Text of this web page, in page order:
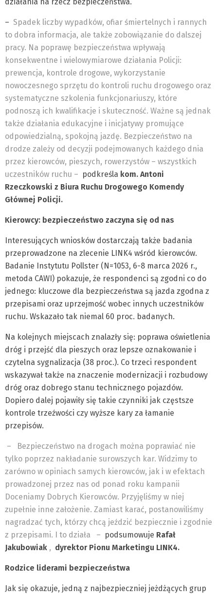
działania na rzecz bezpieczeństwa.
– Spadek liczby wypadków, ofiar śmiertelnych i rannych
to dobra informacja, ale także zobowiązanie do dalszej
pracy. Na poprawę bezpieczeństwa wpływają
konsekwentne i wielowymiarowe działania Policji:
prewencja, kontrole drogowe, wykorzystanie
nowoczesnego sprzętu do kontroli ruchu drogowego oraz
systematyczne szkolenia funkcjonariuszy, które
podnoszą ich kwalifikacje i skuteczność. Ważne są jednak
także działania edukacyjne i inicjatywy promujące
odpowiedzialną, spokojną jazdę. Bezpieczeństwo na
drodze zależy od decyzji podejmowanych każdego dnia
przez kierowców, pieszych, rowerzystów – wszystkich
uczestników ruchu – podkreśla kom. Antoni
Rzeczkowski z Biura Ruchu Drogowego Komendy
Głównej Policji.
Kierowcy: bezpieczeństwo zaczyna się od nas
Interesujących wniosków dostarczają także badania
przeprowadzone na zlecenie LINK4 wśród kierowców.
Badanie Instytutu Pollster (N=1053, 6-8 marca 2026 r.,
metoda CAWI) pokazuje, że respondenci są zgodni co do
jednego: kluczowe dla bezpieczeństwa są jazda zgodna z
przepisami oraz uprzejmość wobec innych uczestników
ruchu. Wskazało tak niemal 60 proc. badanych.
Na kolejnych miejscach znalazły się: poprawa oświetlenia
dróg i przejść dla pieszych oraz lepsze oznakowanie i
czytelna sygnalizacja (38 proc.). Co trzeci respondent
wskazywał także na znaczenie modernizacji i rozbudowy
dróg oraz dobrego stanu technicznego pojazdów.
Dopiero dalej pojawiły się takie czynniki jak częstsze
kontrole trzeźwości czy wyższe kary za łamanie
przepisów.
–
Bezpieczeństwo na drogach można poprawiać nie
tylko poprzez nakładanie surowszych kar. Widzimy to
zarówno w opiniach samych kierowców, jak i w efektach
prowadzonej przez nas od ponad roku kampanii
Doceniamy Dobrych Kierowców. Przyjęliśmy w niej
zupełnie inne założenie. Zamiast karać, postanowiliśmy
nagradzać tych, którzy chcą jeździć bezpiecznie i zgodnie
z przepisami. I to działa
– podsumowuje Rafał
Jakubowiak , dyrektor Pionu Marketingu LINK4.
Rodzice liderami bezpieczeństwa
Jak się okazuje, jedną z najbezpieczniej jeżdżących grup